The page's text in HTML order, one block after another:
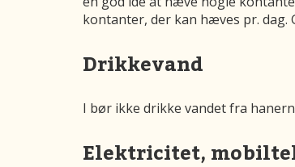
kontanter, der kan hæves pr.
Drikkevand
I bør ikke drikke vandet fra
Elektricitet,